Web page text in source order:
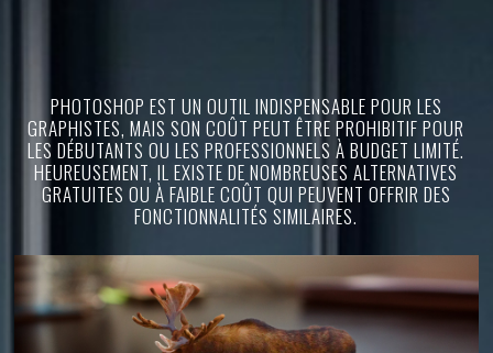
PHOTOSHOP EST UN OUTIL INDISPENSABLE POUR LES
GRAPHISTES, MAIS SON COÛT PEUT ÊTRE PROHIBITIF POUR
LES DÉBUTANTS OU LES PROFESSIONNELS À BUDGET LIMITÉ.
HEUREUSEMENT, IL EXISTE DE NOMBREUSES ALTERNATIVES
GRATUITES OU À FAIBLE COÛT QUI PEUVENT OFFRIR DES
FONCTIONNALITÉS SIMILAIRES.